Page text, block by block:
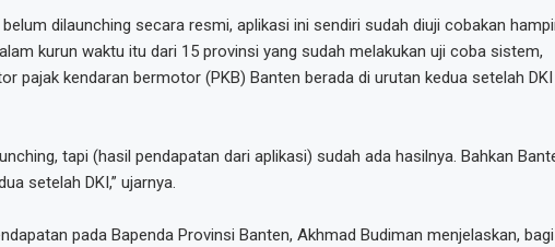
dilaunching secara resmi, aplikasi ini sendiri sudah diuji cobakan
kurun waktu itu dari 15 provinsi yang sudah melakukan uji coba sistem,
pajak kendaran bermotor (PKB) Banten berada di urutan kedua setelah DKI
tapi (hasil pendapatan dari aplikasi) sudah ada hasilnya. Bahkan
setelah DKI,” ujarnya.
pada Bapenda Provinsi Banten, Akhmad Budiman menjelaskan, bagi